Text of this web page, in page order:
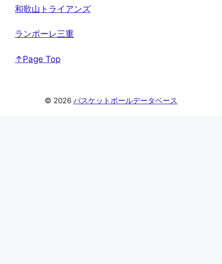
和歌山トライアンズ
ランポーレ三重
↑Page Top
© 2026 バスケットボールデータベース